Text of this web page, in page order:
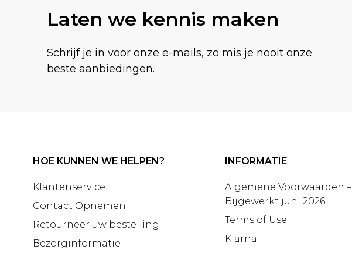
Laten we kennis maken
Schrijf je in voor onze e-mails, zo mis je nooit onze
beste aanbiedingen.
HOE KUNNEN WE HELPEN?
Klantenservice
Contact Opnemen
Retourneer uw bestelling
Bezorginformatie
INFORMATIE
Algemene Voorwaarden –
Bijgewerkt juni 2026
Terms of Use
Klarna